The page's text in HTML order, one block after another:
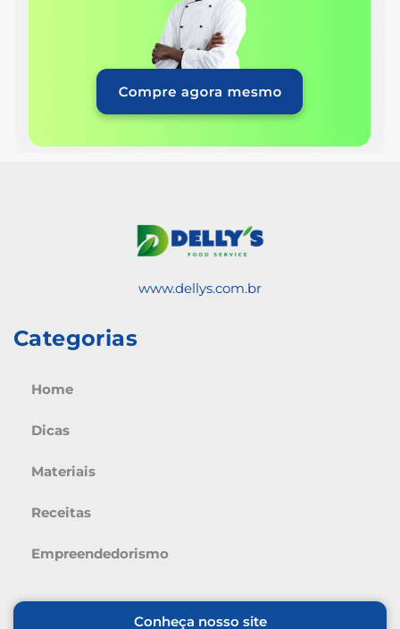
www.dellys.com.br
Categorias
Home
Dicas
Materiais
Receitas
Empreendedorismo
Conheça nosso site